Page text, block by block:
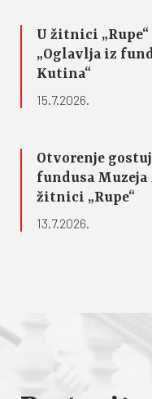
U žitnici
„Oglavlja iz
Kutina“
15.7.2026.
Otvorenje
fundusa
žitnici „Rupe“
13.7.2026.